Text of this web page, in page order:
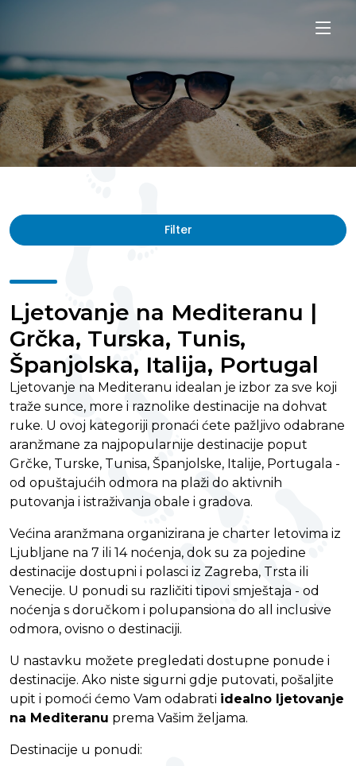
Filter
Ljetovanje na Mediteranu |
Grčka, Turska, Tunis,
Španjolska, Italija, Portugal
Ljetovanje na Mediteranu idealan je izbor za sve koji
traže sunce, more i raznolike destinacije na dohvat
ruke. U ovoj kategoriji pronaći ćete pažljivo odabrane
aranžmane za najpopularnije destinacije poput
Grčke, Turske, Tunisa, Španjolske, Italije, Portugala -
od opuštajućih odmora na plaži do aktivnih
putovanja i istraživanja obale i gradova.
Većina aranžmana organizirana je charter letovima iz
Ljubljane na 7 ili 14 noćenja, dok su za pojedine
destinacije dostupni i polasci iz Zagreba, Trsta ili
Venecije. U ponudi su različiti tipovi smještaja - od
noćenja s doručkom i polupansiona do all inclusive
odmora, ovisno o destinaciji.
U nastavku možete pregledati dostupne ponude i
destinacije. Ako niste sigurni gdje putovati, pošaljite
upit i pomoći ćemo Vam odabrati idealno ljetovanje
na Mediteranu prema Vašim željama.
Destinacije u ponudi: